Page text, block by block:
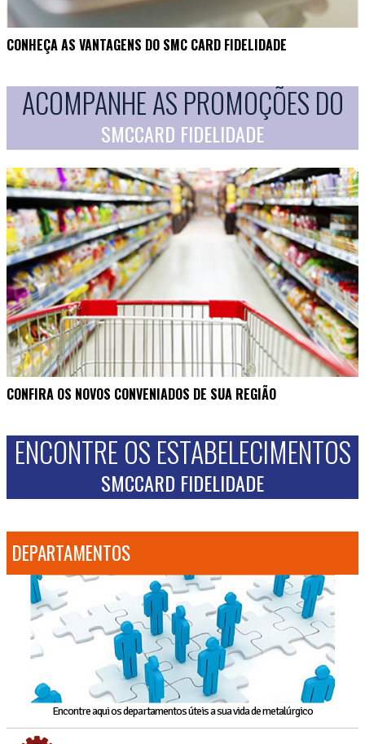
CONHEÇA AS VANTAGENS DO SMC CARD FIDELIDADE
ACOMPANHE AS PROMOÇÕES DO
SMCCARD FIDELIDADE
CONFIRA OS NOVOS CONVENIADOS DE SUA REGIÃO
ENCONTRE OS ESTABELECIMENTOS
SMCCARD FIDELIDADE
DEPARTAMENTOS
Encontre aqui os departamentos úteis a sua vida de metalúrgico